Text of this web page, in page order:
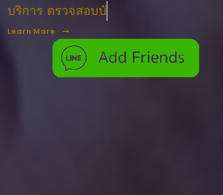
บริการ ตรวจสอบบัญชี
Learn More